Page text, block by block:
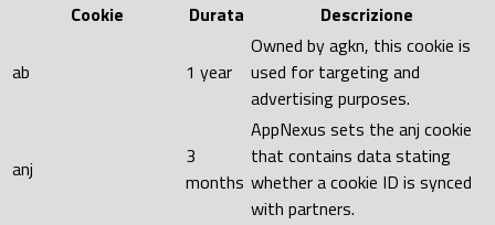
Cookie
Durata Descrizione
ab 1 year
Owned by agkn, this cookie is
used for targeting and
advertising purposes.
anj
3
months
AppNexus sets the anj cookie
that contains data stating
whether a cookie ID is synced
with partners.